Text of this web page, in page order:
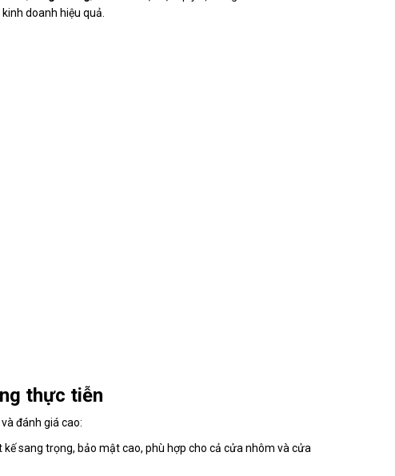
doanh hiệu quả.
thực tiễn
đánh giá cao:
sang trọng, bảo mật cao, phù hợp cho cả cửa nhôm và cửa